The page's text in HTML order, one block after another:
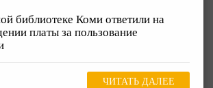
библиотеке Коми ответили на
платы за пользование
ЧИТАТЬ ДАЛЕЕ